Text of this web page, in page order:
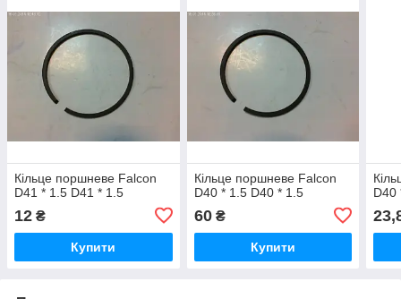
Кільце поршневе Falcon
D41 * 1.5 D41 * 1.5
12 ₴
Купити
Кільце поршневе Falcon
D40 * 1.5 D40 * 1.5
60₴
Купити
D40